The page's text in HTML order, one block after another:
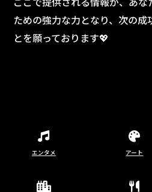
ための強力な力となり、次の成
とを願っております💖
エンタメ アート